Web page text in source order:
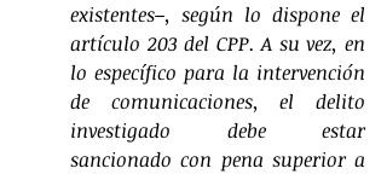
existentes–, según lo dispone el
artículo 203 del CPP. A su vez, en
lo específico para la intervención
de comunicaciones, el delito
investigado debe estar
sancionado con pena superior a